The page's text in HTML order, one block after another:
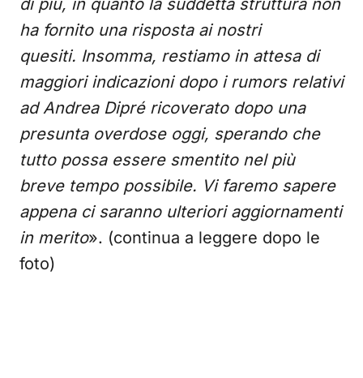
di più, in quanto la suddetta struttura non
ha fornito una risposta ai nostri
quesiti. Insomma, restiamo in attesa di
maggiori indicazioni dopo i rumors relativi
ad Andrea Dipré ricoverato dopo una
presunta overdose oggi, sperando che
tutto possa essere smentito nel più
breve tempo possibile. Vi faremo sapere
appena ci saranno ulteriori aggiornamenti
in merito». (continua a leggere dopo le
foto)